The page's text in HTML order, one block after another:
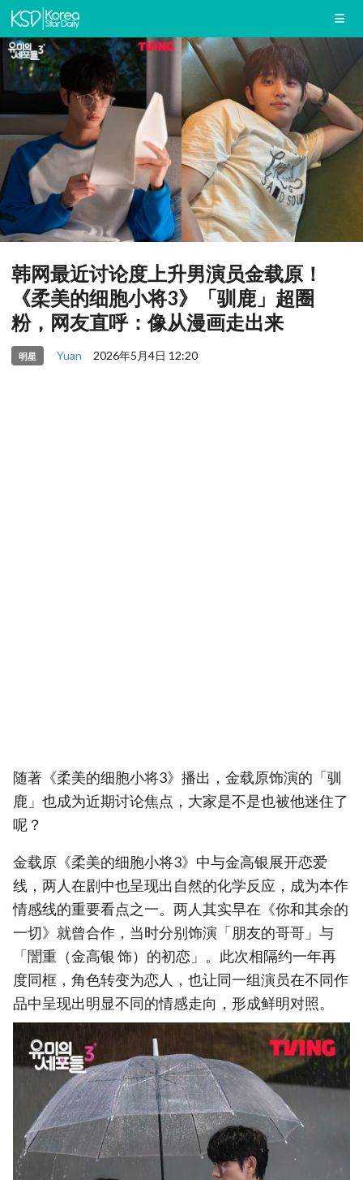
韩网最近讨论度上升男演员金载原！
《柔美的细胞小将3》「驯鹿」超圈
粉，网友直呼：像从漫画走出来
明星 Yuan 2026年5月4日 12:20
随著《柔美的细胞小将3》播出，金载原饰演的「驯
鹿」也成为近期讨论焦点，大家是不是也被他迷住了
呢？
金载原《柔美的细胞小将3》中与金高银展开恋爱
线，两人在剧中也呈现出自然的化学反应，成为本作
情感线的重要看点之一。两人其实早在《你和其余的
一切》就曾合作，当时分别饰演「朋友的哥哥」与
「誾重（金高银 饰）的初恋」。此次相隔约一年再
度同框，角色转变为恋人，也让同一组演员在不同作
品中呈现出明显不同的情感走向，形成鲜明对照。